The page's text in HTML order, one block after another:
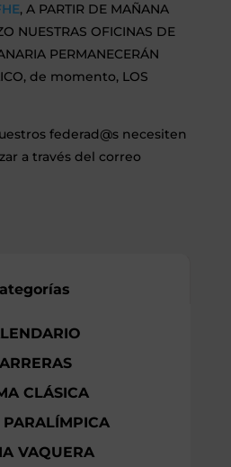
, A PARTIR DE MAÑANA
NUESTRAS OFICINAS DE
PERMANECERÁN
de momento, LOS
federad@s necesiten
a través del correo
CLÁSICA
VAQUERA